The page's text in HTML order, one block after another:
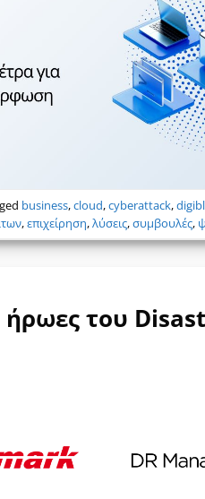
business,cloud,cyberattack,
,επιχείρηση,λύσεις,συμβουλές,
ήρωες του